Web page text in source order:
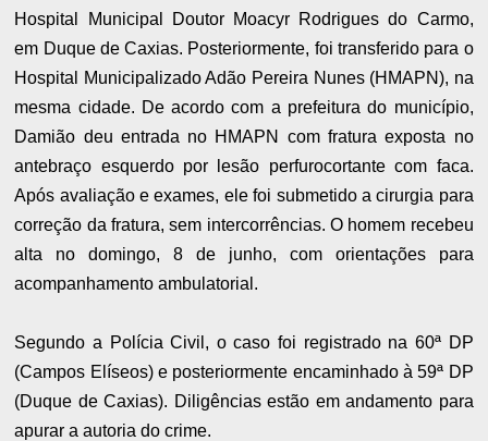
Hospital Municipal Doutor Moacyr Rodrigues do Carmo,
em Duque de Caxias. Posteriormente, foi transferido para o
Hospital Municipalizado Adão Pereira Nunes (HMAPN), na
mesma cidade. De acordo com a prefeitura do município,
Damião deu entrada no HMAPN com fratura exposta no
antebraço esquerdo por lesão perfurocortante com faca.
Após avaliação e exames, ele foi submetido a cirurgia para
correção da fratura, sem intercorrências. O homem recebeu
alta no domingo, 8 de junho, com orientações para
acompanhamento ambulatorial.
Segundo a Polícia Civil, o caso foi registrado na 60ª DP
(Campos Elíseos) e posteriormente encaminhado à 59ª DP
(Duque de Caxias). Diligências estão em andamento para
apurar a autoria do crime.